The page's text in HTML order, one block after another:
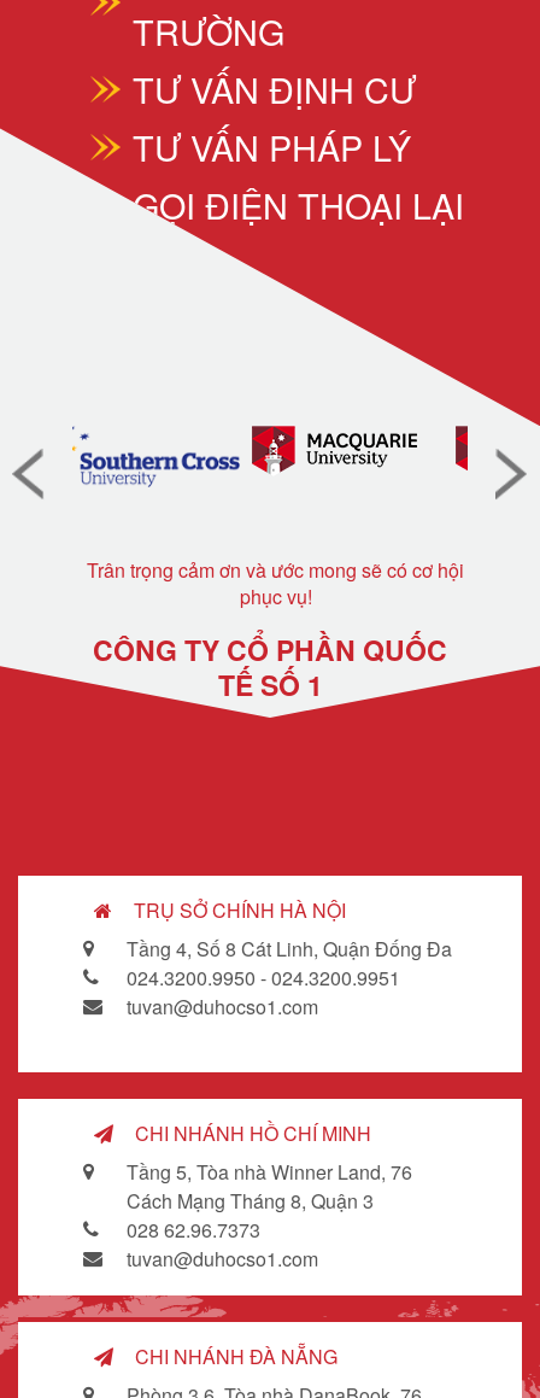
TRƯỜNG
TƯ VẤN ĐỊNH CƯ
TƯ VẤN PHÁP LÝ
GỌI ĐIỆN THOẠI LẠI
Trân trọng cảm ơn và ước mong sẽ có cơ hội
phục vụ!
CÔNG TY CỔ PHẦN QUỐC
TẾ SỐ 1
TRỤ SỞ CHÍNH HÀ NỘI
Tầng 4, Số 8 Cát Linh, Quận Đống Đa
024.3200.9950 - 024.3200.9951
tuvan@duhocso1.com
CHI NHÁNH HỒ CHÍ MINH
Tầng 5, Tòa nhà Winner Land, 76
Cách Mạng Tháng 8, Quận 3
028 62.96.7373
tuvan@duhocso1.com
CHI NHÁNH ĐÀ NẴNG